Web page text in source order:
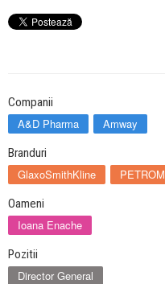
Companii
A&D Pharma Amway
Branduri
GlaxoSmithKline PETROM
Oameni
Ioana Enache
Pozitii
Director General